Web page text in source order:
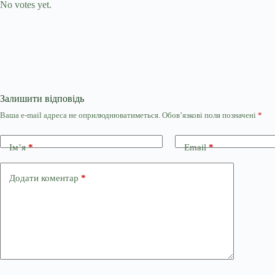
No votes yet.
Залишити відповідь
Ваша e-mail адреса не оприлюднюватиметься. Обов’язкові поля позначені *
Ім’я* Email*
Додати коментар *